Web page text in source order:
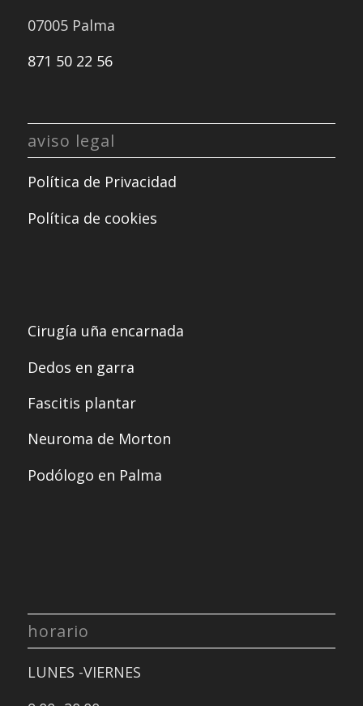
07005 Palma
871 50 22 56
aviso legal
Política de Privacidad
Política de cookies
Cirugía uña encarnada
Dedos en garra
Fascitis plantar
Neuroma de Morton
Podólogo en Palma
horario
LUNES -VIERNES